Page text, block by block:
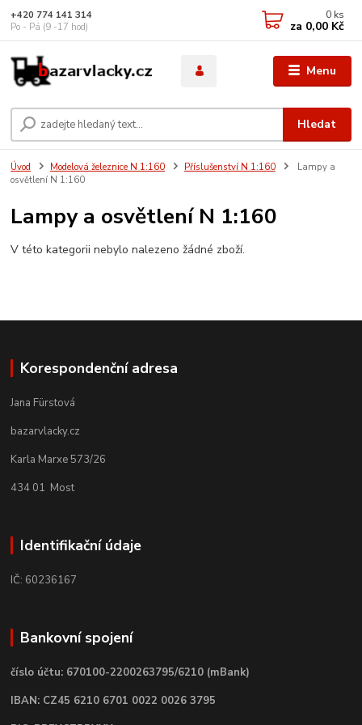
Menu
Hledat
+420 774 141 314
Po - Pá (9 -17 hod)
0 ks
za 0,00 Kč
Úvod Modelová železnice N 1:160 Příslušenství N 1:160
Lampy a
osvětlení N 1:160
Lampy a osvětlení N 1:160
V této kategorii nebylo nalezeno žádné zboží.
Korespondenční adresa
Jana Fürstová
bazarvlacky.cz
Karla Marxe 573/26
434 01 Most
Identifikační údaje
IČ: 60236167
Bankovní spojení
číslo účtu: 670100-2200263795/6210 (mBank)
IBAN: CZ45 6210 6701 0022 0026 3795